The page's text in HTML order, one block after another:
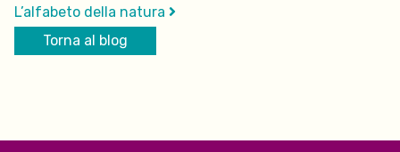
Torna al blog
L’alfabeto della natura